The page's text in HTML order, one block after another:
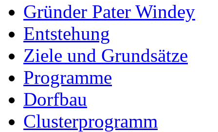
Gründer Pater Windey
Entstehung
Ziele und Grundsätze
Programme
Dorfbau
Clusterprogramm